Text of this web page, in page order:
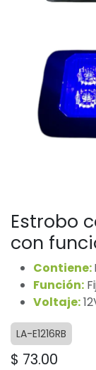
Estrobo
con
Contiene:
Función:
Voltaje:
LA-E1216RB
$ 73.00